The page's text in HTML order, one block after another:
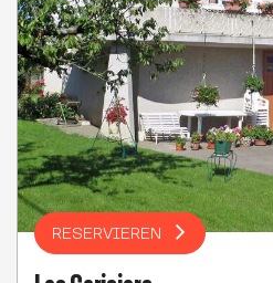
RESERVIEREN